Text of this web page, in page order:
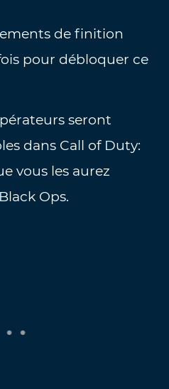
de finition
pour débloquer ce
seront
dans Call of Duty:
vous les aurez
Ops.